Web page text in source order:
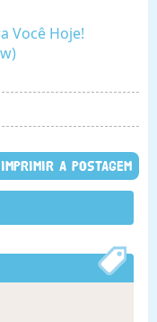
Você Hoje!
IMPRIMIR A POSTAGEM